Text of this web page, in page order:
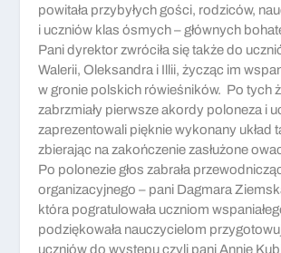
powitała przybyłych gości, rodziców,
i uczniów klas ósmych – głównych
Pani dyrektor zwróciła się także do
Walerii, Oleksandra i Illii, życząc im
w gronie polskich rówieśników. Po tych
zabrzmiały pierwsze akordy poloneza i
zaprezentowali pięknie wykonany układ
zbierając na zakończenie zasłużone
Po polonezie głos zabrała
organizacyjnego – pani Dagmara
która pogratulowała uczniom
podziękowała nauczycielom
uczniów do występu czyli pani Annie